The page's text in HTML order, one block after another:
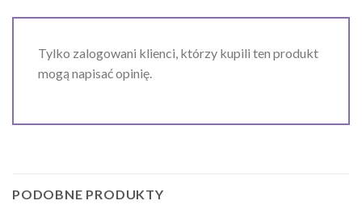
Tylko zalogowani klienci, którzy kupili ten produkt
mogą napisać opinię.
PODOBNE PRODUKTY